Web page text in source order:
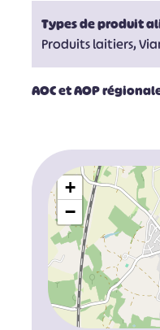
Types de produit
Produits laitiers,
AOC et AOP
+
−